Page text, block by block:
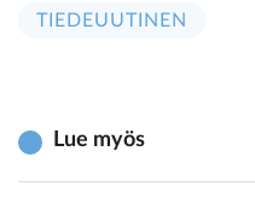
TIEDEUUTINEN
Lue myös